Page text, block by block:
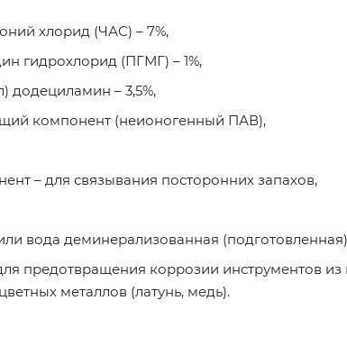
хлорид (ЧАС) – 7%,
гидрохлорид (ПГМГ) – 1%,
додециламин – 3,5%,
компонент (неионогенный ПАВ),
– для связывания посторонних запахов,
вода деминерализованная
предотвращения коррозии инструментов из
металлов (латунь, медь).